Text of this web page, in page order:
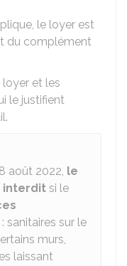
le loyer est
du complément
et les
le justifient
août 2022, le
interdit si le
sanitaires sur le
murs,
laissant